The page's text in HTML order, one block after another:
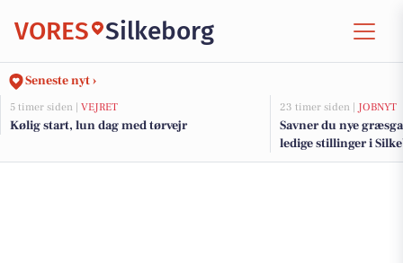
VORES Silkeborg
Seneste nyt ›
5 timer siden | VEJRET
Kølig start, lun dag med tørvejr
23 timer siden | JOBNYT
Savner du nye
ledige stillinger i